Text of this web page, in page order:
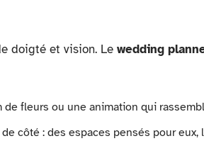
doigté et vision. Le wedding
de fleurs ou une animation qui
côté : des espaces pensés pour